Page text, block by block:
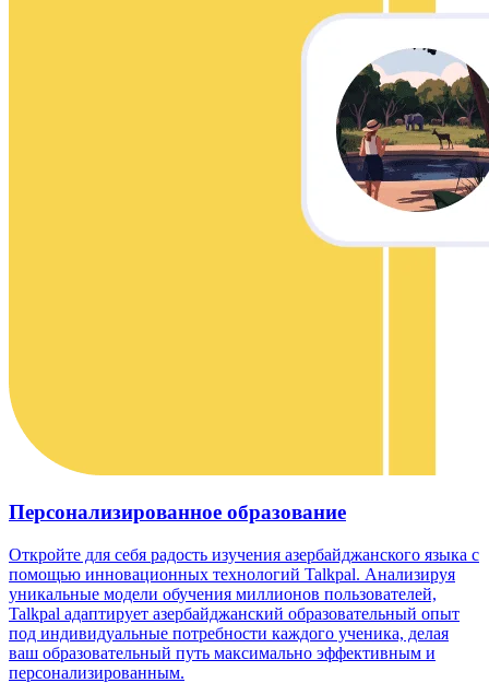
Персонализированное образование
Откройте для себя радость изучения азербайджанского языка с
помощью инновационных технологий Talkpal. Анализируя
уникальные модели обучения миллионов пользователей,
Talkpal адаптирует азербайджанский образовательный опыт
под индивидуальные потребности каждого ученика, делая
ваш образовательный путь максимально эффективным и
персонализированным.